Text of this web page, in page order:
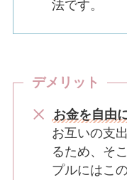
法です。
デメリット
お金を自由
お互いの支
るため、そ
プルにはこ